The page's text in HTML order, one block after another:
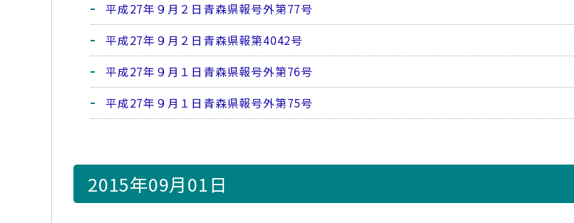
平成27年９月２日青森県報号外第77号
平成27年９月２日青森県報第4042号
平成27年９月１日青森県報号外第76号
平成27年９月１日青森県報号外第75号
2015年09月01日